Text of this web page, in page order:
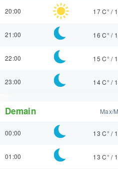
20:00 17 C° /
21:00 16 C° /
22:00 15 C° /
23:00 14 C° /
Demain Max/
00:00 13 C° /
01:00 13 C° /